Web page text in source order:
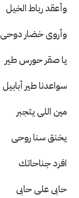
وأعقد رباط الخيل
وأروى خضار دوحى
يا صقر حورس طير
سواعدنا طير أبابيل
مين اللى يتجبر
يخنق سنا روحى
افرد جناحاتك
حابى على حابى